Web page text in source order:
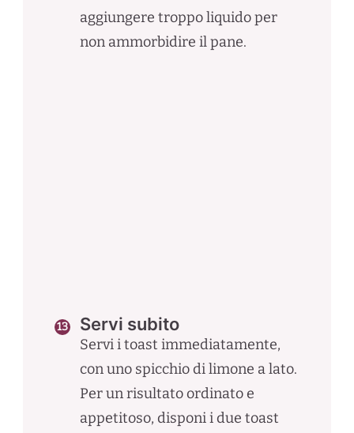
aggiungere troppo liquido per
non ammorbidire il pane.
Servi subito
Servi i toast immediatamente,
con uno spicchio di limone a lato.
Per un risultato ordinato e
appetitoso, disponi i due toast